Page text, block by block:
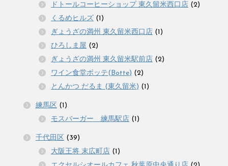
ドトールコーヒーショップ 東久留米西口店 (2)
くるめヒルズ (1)
ぎょうざの満州 東久留米西口店 (1)
ひろしま屋 (2)
ぎょうざの満州 東久留米駅前店 (2)
ワイン食堂ボッテ(Botte) (2)
とんかつ だるま (東久留米) (1)
練馬区 (1)
モスバーガー 練馬駅店 (1)
千代田区 (39)
大阪王将 末広町店 (1)